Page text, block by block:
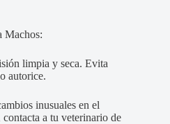
Machos:
limpia y seca. Evita
autorice.
inusuales en el
a tu veterinario de